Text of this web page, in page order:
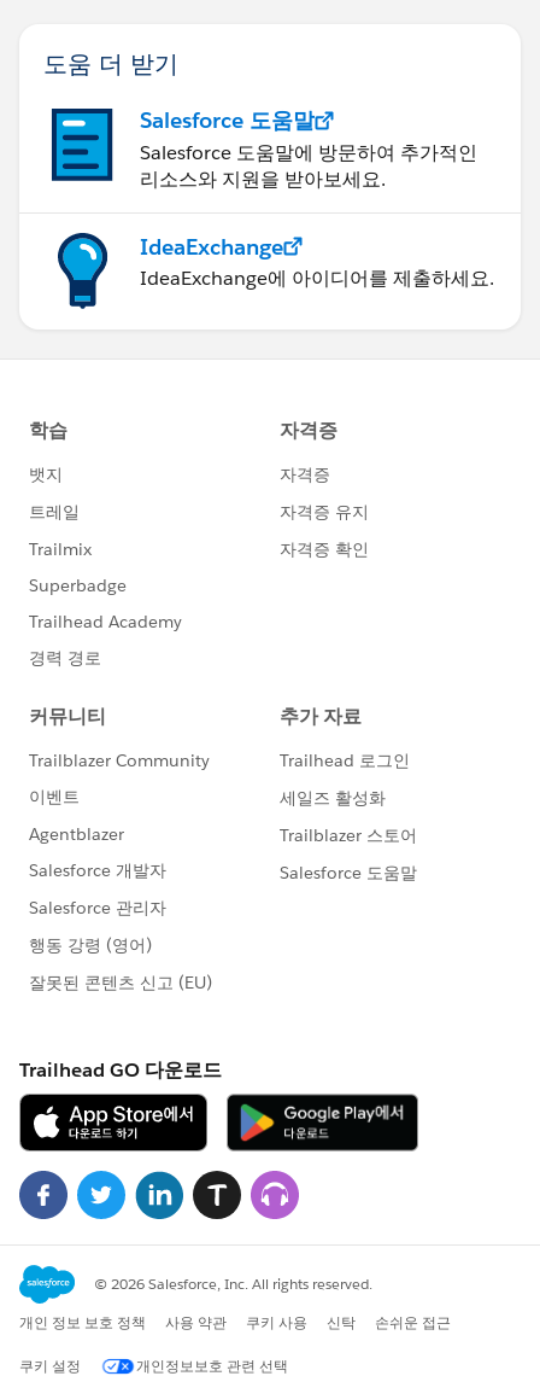
도움 더 받기
Salesforce 도움말
Salesforce 도움말에 방문하여 추가적인
리소스와 지원을 받아보세요.
IdeaExchange
IdeaExchange에 아이디어를 제출하세요.